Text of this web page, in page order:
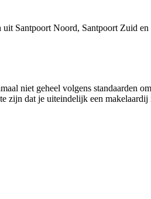
Santpoort Noord, Santpoort Zuid en
niet geheel volgens standaarden
zijn dat je uiteindelijk een